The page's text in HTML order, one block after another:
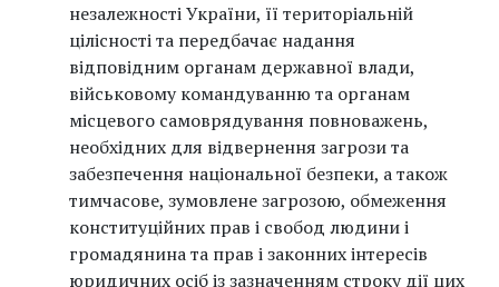
незалежності України, її територіальній
цілісності та передбачає надання
відповідним органам державної влади,
військовому командуванню та органам
місцевого самоврядування повноважень,
необхідних для відвернення загрози та
забезпечення національної безпеки, а також
тимчасове, зумовлене загрозою, обмеження
конституційних прав і свобод людини і
громадянина та прав і законних інтересів
юридичних осіб із зазначенням строку дії цих